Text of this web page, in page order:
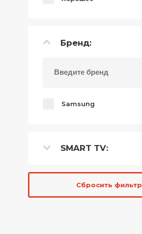
Бренд:
Samsung
SMART TV:
Сбросить фильтр